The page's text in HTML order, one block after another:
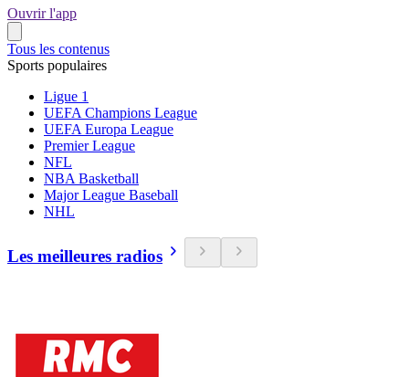
Ouvrir l'app
Tous les contenus
Sports populaires
Ligue 1
UEFA Champions League
UEFA Europa League
Premier League
NFL
NBA Basketball
Major League Baseball
NHL
Les meilleures radios